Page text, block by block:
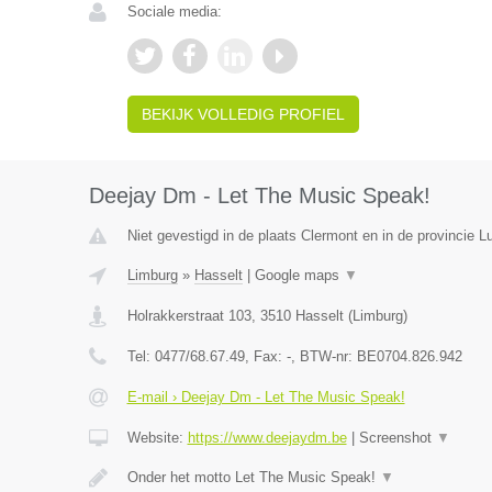
Sociale media:
BEKIJK VOLLEDIG PROFIEL
Deejay Dm - Let The Music Speak!
Niet gevestigd in de plaats Clermont en in de provincie
Limburg» Hasselt| Google maps ▼
Holrakkerstraat 103, 3510 Hasselt(Limburg)
Tel: 0477/68.67.49, Fax: -, BTW-nr: BE0704.826.942
E-mail › Deejay Dm - Let The Music Speak!
Website: https://www.deejaydm.be| Screenshot ▼
Onder het motto Let The Music Speak! ▼